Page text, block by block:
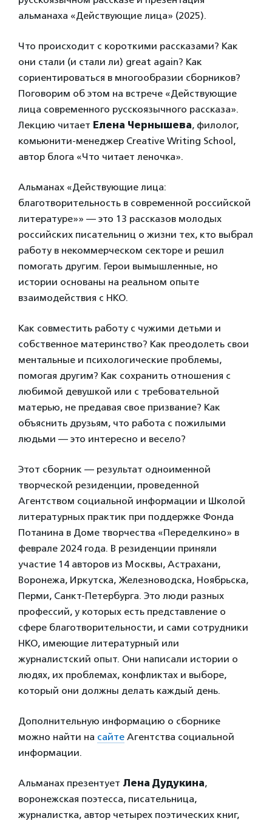
альманаха «Действующие лица» (2025).
Что происходит с короткими рассказами? Как
они стали (и стали ли) great again? Как
сориентироваться в многообразии сборников?
Поговорим об этом на встрече «Действующие
лица современного русскоязычного рассказа».
Лекцию читает Елена Чернышева, филолог,
комьюнити-менеджер Creative Writing School,
автор блога «Что читает леночка».
Альманах «Действующие лица:
благотворительность в современной российской
литературе»» — это 13 рассказов молодых
российских писательниц о жизни тех, кто выбрал
работу в некоммерческом секторе и решил
помогать другим. Герои вымышленные, но
истории основаны на реальном опыте
взаимодействия с НКО.
Как совместить работу с чужими детьми и
собственное материнство? Как преодолеть свои
ментальные и психологические проблемы,
помогая другим? Как сохранить отношения с
любимой девушкой или с требовательной
матерью, не предавая свое призвание? Как
объяснить друзьям, что работа с пожилыми
людьми — это интересно и весело?
Этот сборник — результат одноименной
творческой резиденции, проведенной
Агентством социальной информации и Школой
литературных практик при поддержке Фонда
Потанина в Доме творчества «Переделкино» в
феврале 2024 года. В резиденции приняли
участие 14 авторов из Москвы, Астрахани,
Воронежа, Иркутска, Железноводска, Ноябрьска,
Перми, Санкт-Петербурга. Это люди разных
профессий, у которых есть представление о
сфере благотворительности, и сами сотрудники
НКО, имеющие литературный или
журналистский опыт. Они написали истории о
людях, их проблемах, конфликтах и выборе,
который они должны делать каждый день.
Дополнительную информацию о сборнике
можно найти на сайте Агентства социальной
информации.
Альманах презентует Лена Дудукина,
воронежская поэтесса, писательница,
журналистка, автор четырех поэтических книг,